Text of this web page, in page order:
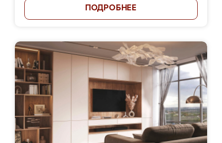
ПОДРОБНЕЕ